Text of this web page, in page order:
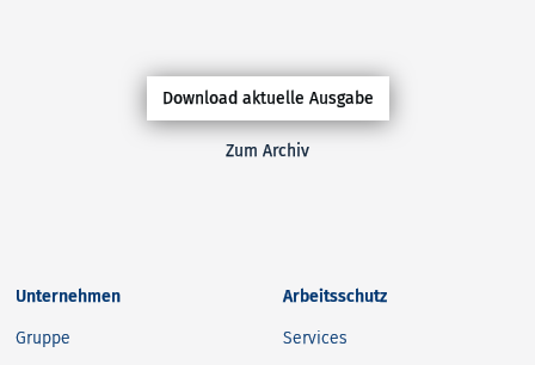
Unternehmen
Gruppe
Arbeitsschutz
Services
Download aktuelle Ausgabe
Zum Archiv